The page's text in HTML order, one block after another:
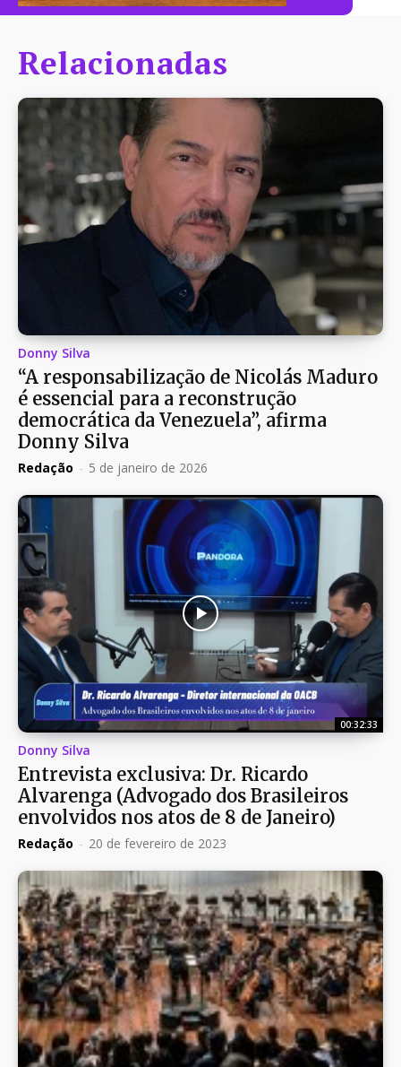
Relacionadas
Donny Silva
“A responsabilização de Nicolás Maduro
é essencial para a reconstrução
democrática da Venezuela”, afirma
Donny Silva
Redação - 5 de janeiro de 2026
00:32:33
Donny Silva
Entrevista exclusiva: Dr. Ricardo
Alvarenga (Advogado dos Brasileiros
envolvidos nos atos de 8 de Janeiro)
Redação - 20 de fevereiro de 2023